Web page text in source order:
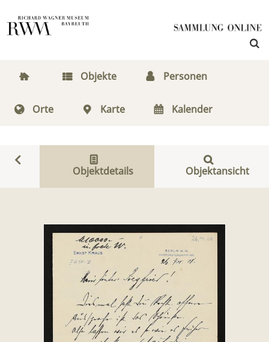
Objekte Personen
Orte Karte Kalender
Objektdetails Objektansicht